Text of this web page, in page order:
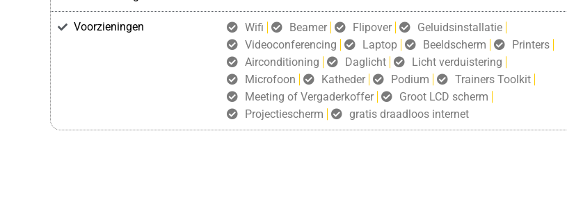
Voorzieningen Wifi Beamer Flipover
Geluidsinstallatie
Videoconferencing
Laptop Beeldscherm
Printers
Airconditioning
Daglicht
Licht verduistering
Microfoon
Katheder Podium
Trainers Toolkit
Meeting of Vergaderkoffer
Groot LCD scherm
Projectiescherm
gratis draadloos internet